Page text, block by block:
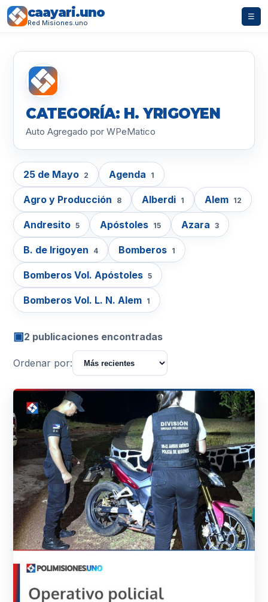
caayari.uno
Red Misiones.uno
☰
CATEGORÍA: H. YRIGOYEN
Auto Agregado por WPeMatico
25 de Mayo 2 Agenda 1
Agro y Producción 8 Alberdi 1 Alem 12
Andresito 5 Apóstoles 15 Azara 3
B. de Irigoyen 4 Bomberos 1
Bomberos Vol. Apóstoles 5
Bomberos Vol. L. N. Alem 1
▣2 publicaciones encontradas
Ordenar por: